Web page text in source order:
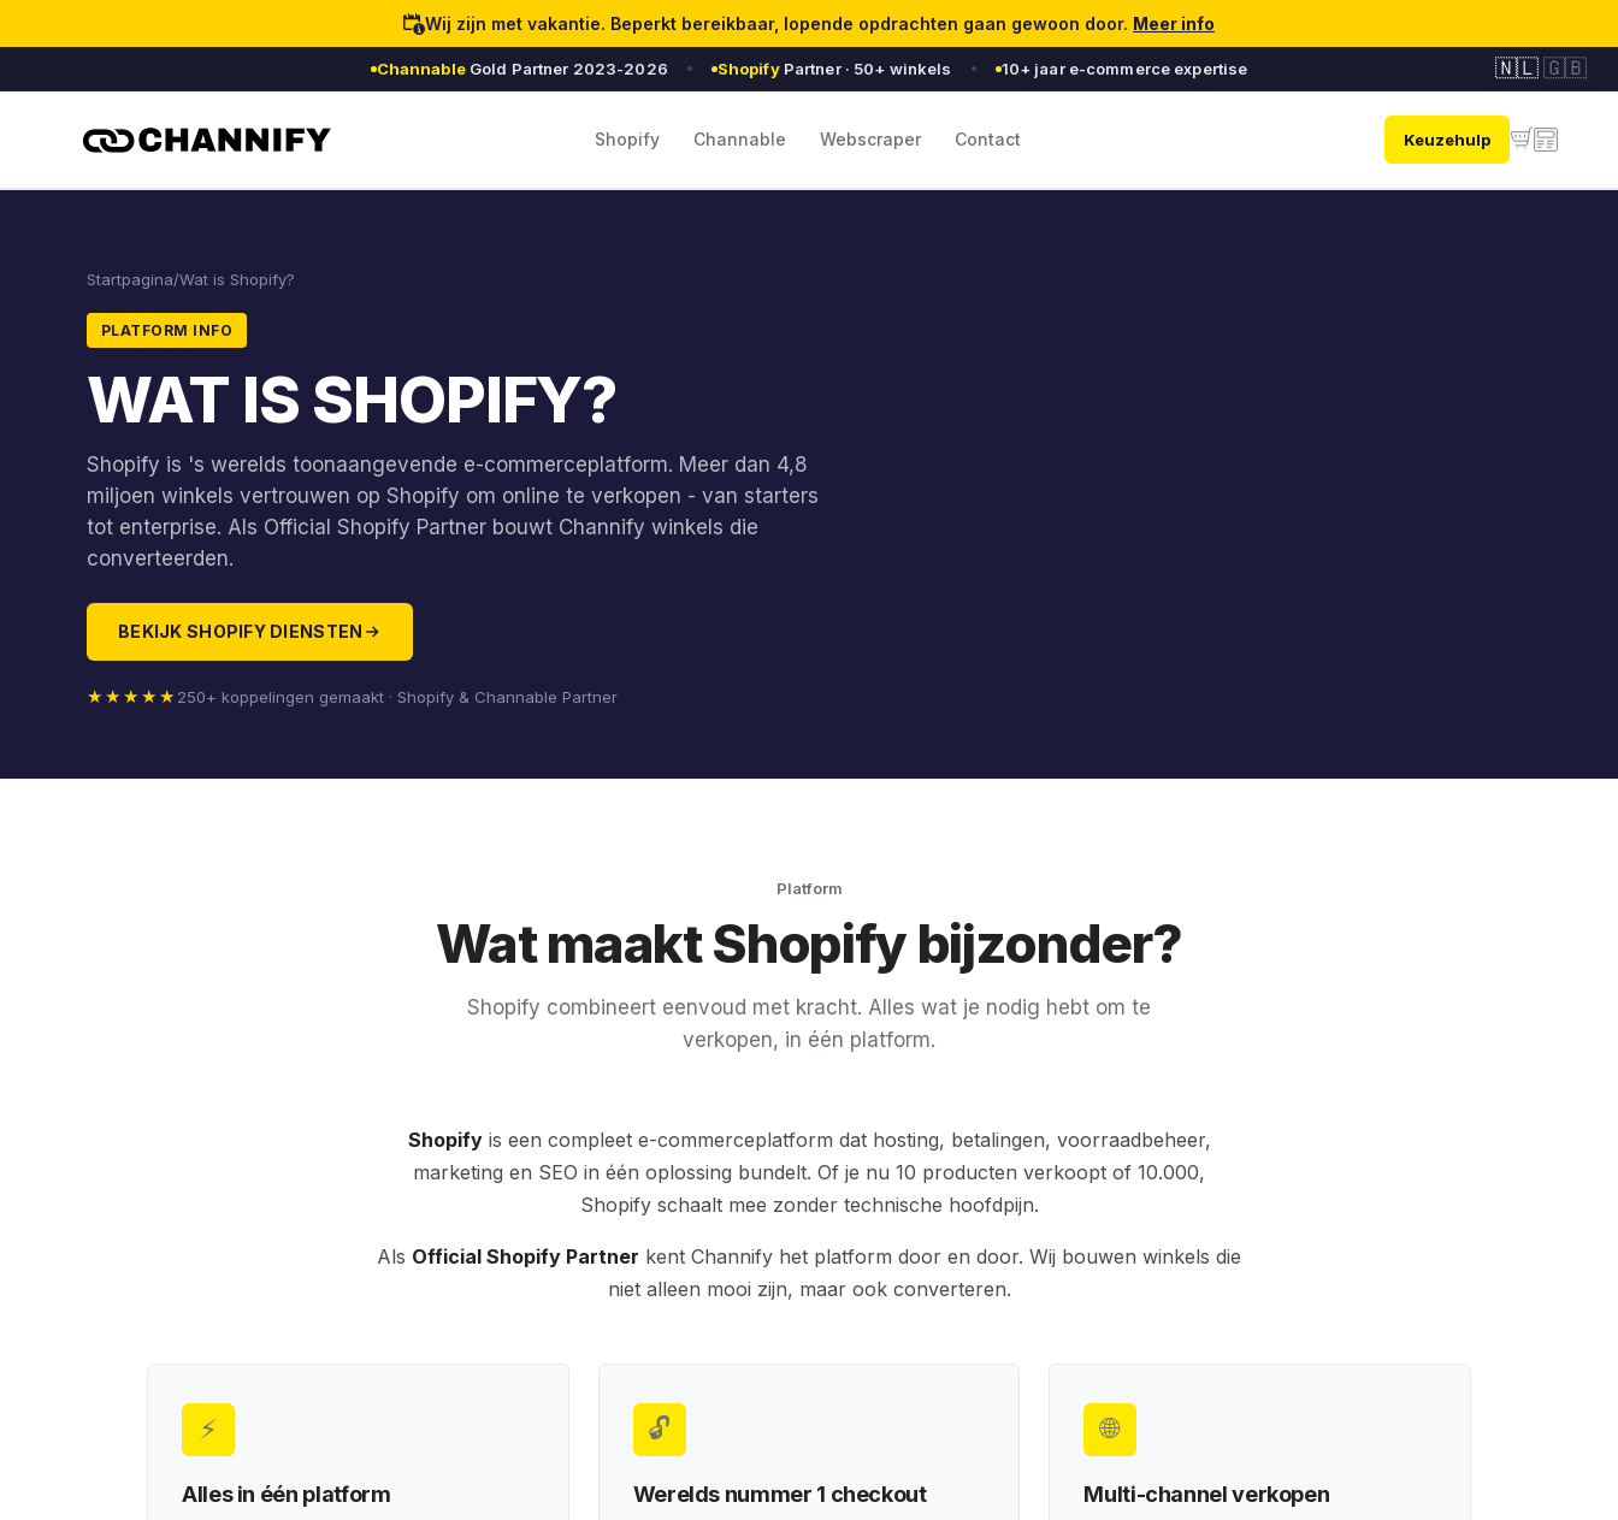
Wij zijn met vakantie. Beperkt bereikbaar, lopende opdrachten gaan gewoon door. Meer info
ChannableGold Partner 2023-2026 ShopifyPartner · 50+ winkels 10+ jaar e-commerce expertise 🇳🇱🇬🇧
Shopify Channable Webscraper Contact Keuzehulp
Startpagina/Wat is Shopify?
PLATFORM INFO
WAT IS SHOPIFY?
Shopify is 's werelds toonaangevende e-commerceplatform. Meer dan 4,8
miljoen winkels vertrouwen op Shopify om online te verkopen - van starters
tot enterprise. Als Official Shopify Partner bouwt Channify winkels die
converteerden.
BEKIJK SHOPIFY DIENSTEN
★★★★★ 250+ koppelingen gemaakt · Shopify & Channable Partner
Platform
Wat maakt Shopify bijzonder?
Shopify combineert eenvoud met kracht. Alles wat je nodig hebt om te
verkopen, in één platform.
Shopifyis een compleet e-commerceplatform dat hosting, betalingen, voorraadbeheer,
marketing en SEO in één oplossing bundelt. Of je nu 10 producten verkoopt of 10.000,
Shopify schaalt mee zonder technische hoofdpijn.
Als Official Shopify Partner kent Channify het platform door en door. Wij bouwen winkels die
niet alleen mooi zijn, maar ook converteren.
⚡
Alles in één platform
🔓
Werelds nummer 1 checkout
🌐
Multi-channel verkopen